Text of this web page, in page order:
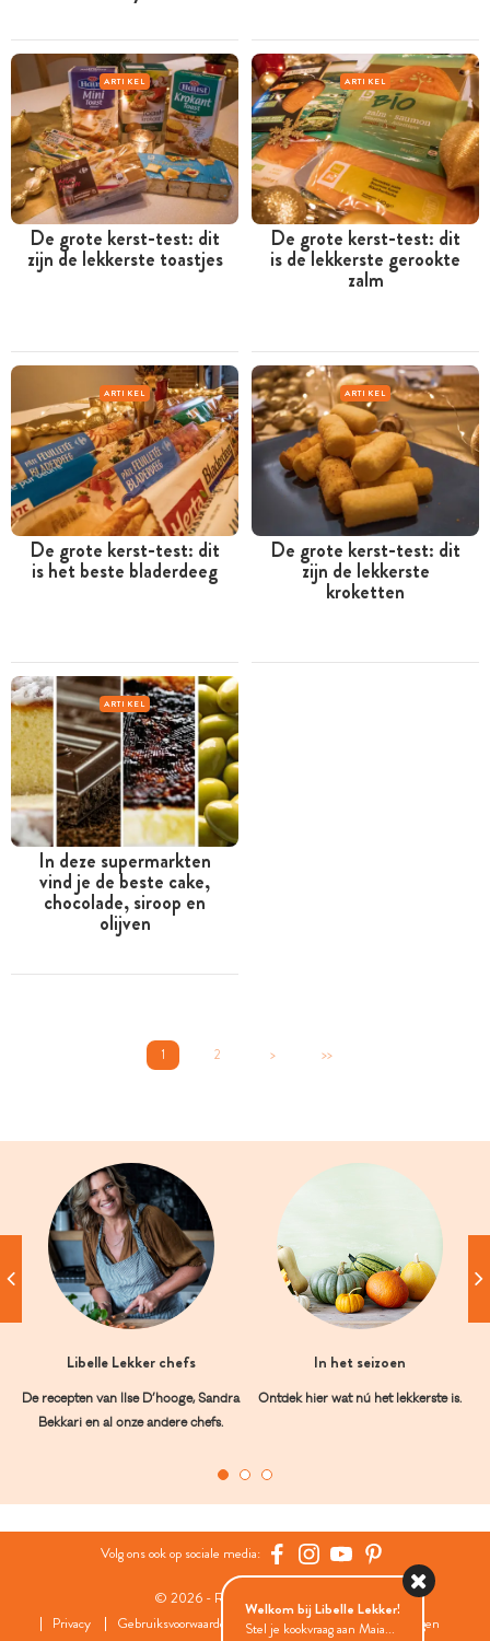
ARTIKEL
De grote kerst-test: dit
zijn de lekkerste toastjes
ARTIKEL
De grote kerst-test: dit
is de lekkerste gerookte
zalm
ARTIKEL
De grote kerst-test: dit
is het beste bladerdeeg
ARTIKEL
De grote kerst-test: dit
zijn de lekkerste
kroketten
ARTIKEL
In deze supermarkten
vind je de beste cake,
chocolade, siroop en
olijven
1 2 > >>
Libelle Lekker chefs
De recepten van Ilse D’hooge, Sandra
Bekkari en al onze andere chefs.
In het seizoen
Ontdek hier wat nú het lekkerste is.
Volg ons ook op sociale media:
© 2026 - Roularta Media Group
Privacy
Gebruiksvoorwaarden Cookies Cookies instellingen
Welkom bij Libelle Lekker!
Stel je kookvraag aan Maia...